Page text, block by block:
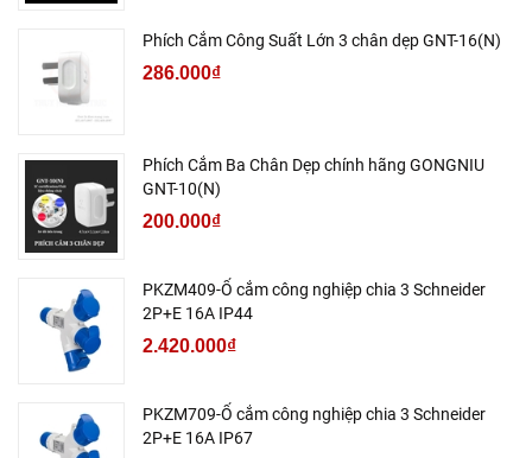
Phích Cắm Công Suất Lớn 3 chân dẹp GNT-16(N)
286.000₫
Phích Cắm Ba Chân Dẹp chính hãng GONGNIU
GNT-10(N)
200.000₫
PKZM409-Ổ cắm công nghiệp chia 3 Schneider
2P+E 16A IP44
2.420.000₫
PKZM709-Ổ cắm công nghiệp chia 3 Schneider
2P+E 16A IP67